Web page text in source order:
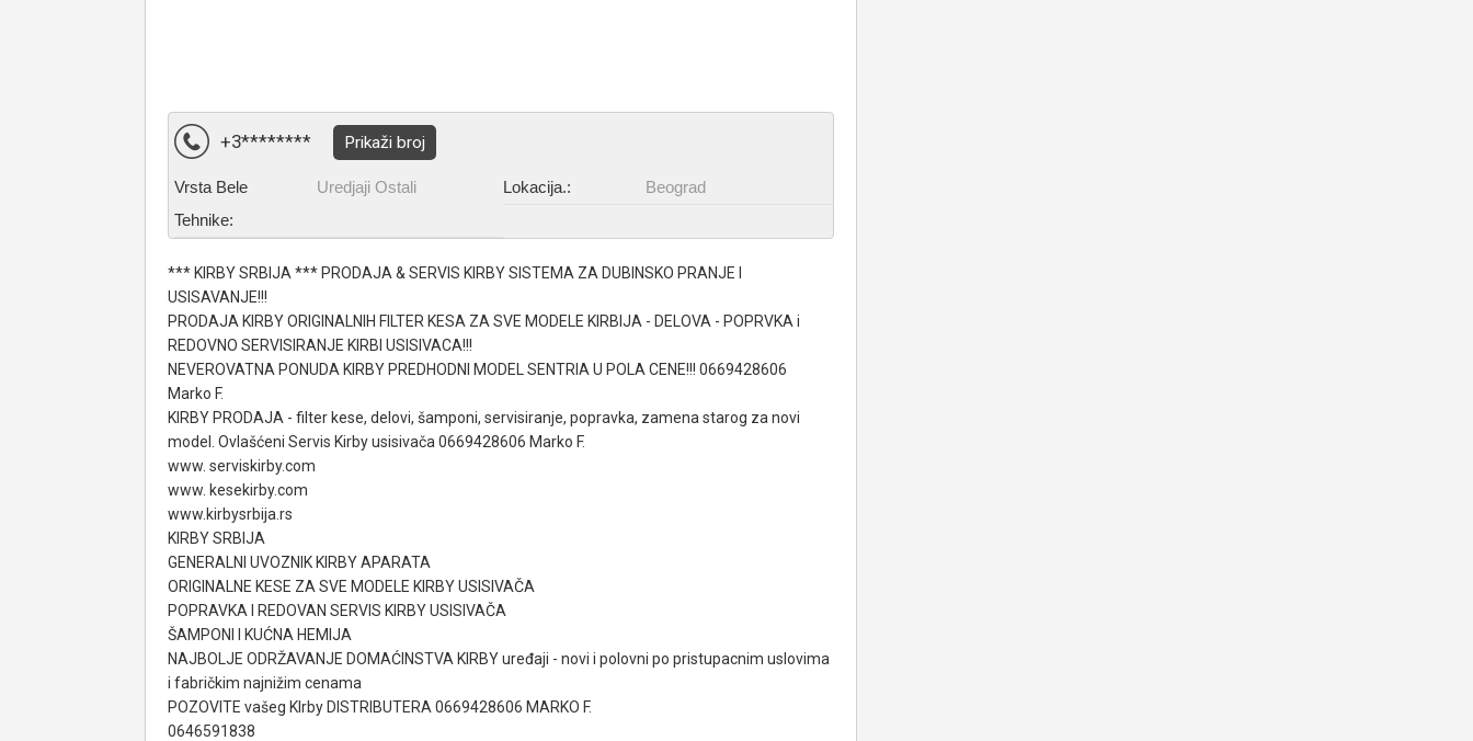
+3******** Prikaži broj
Vrsta Bele
Tehnike:
Uredjaji Ostali Lokacija.: Beograd
*** KIRBY SRBIJA *** PRODAJA & SERVIS KIRBY SISTEMA ZA DUBINSKO PRANJE I
USISAVANJE!!!
PRODAJA KIRBY ORIGINALNIH FILTER KESA ZA SVE MODELE KIRBIJA - DELOVA - POPRVKA i
REDOVNO SERVISIRANJE KIRBI USISIVACA!!!
NEVEROVATNA PONUDA KIRBY PREDHODNI MODEL SENTRIA U POLA CENE!!! 0669428606
Marko F.
KIRBY PRODAJA - filter kese, delovi, šamponi, servisiranje, popravka, zamena starog za novi
model. Ovlašćeni Servis Kirby usisivača 0669428606 Marko F.
www. serviskirby.com
www. kesekirby.com
www.kirbysrbija.rs
KIRBY SRBIJA
GENERALNI UVOZNIK KIRBY APARATA
ORIGINALNE KESE ZA SVE MODELE KIRBY USISIVAČA
POPRAVKA I REDOVAN SERVIS KIRBY USISIVAČA
ŠAMPONI I KUĆNA HEMIJA
NAJBOLJE ODRŽAVANJE DOMAĆINSTVA KIRBY uređaji - novi i polovni po pristupacnim uslovima
i fabričkim najnižim cenama
POZOVITE vašeg KIrby DISTRIBUTERA 0669428606 MARKO F.
0646591838